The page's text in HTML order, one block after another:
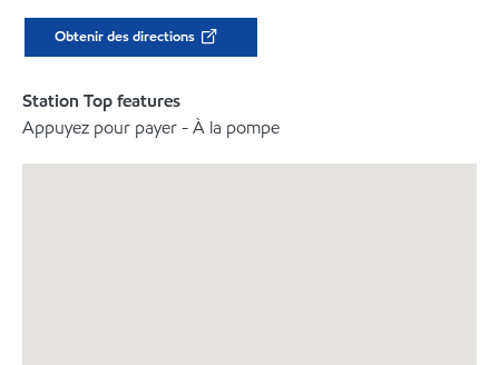
Obtenir des directions
Station Top features
Appuyez pour payer - À la pompe